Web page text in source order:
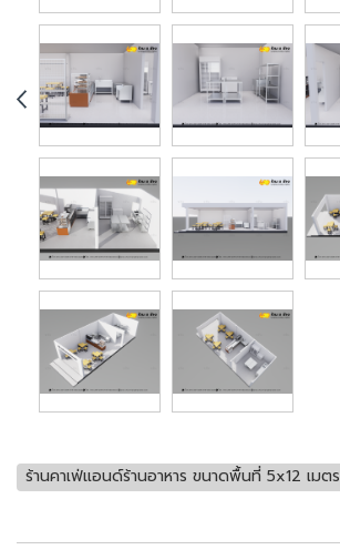
ร้านคาเฟ่แอนด์ร้านอาหาร ขนาดพื้นที่ 5x12 เมตร